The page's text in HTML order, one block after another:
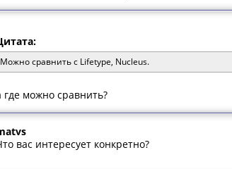
Можно сравнить с Lifetype, Nucleus.
где можно сравнить?
вас интересует конкретно?